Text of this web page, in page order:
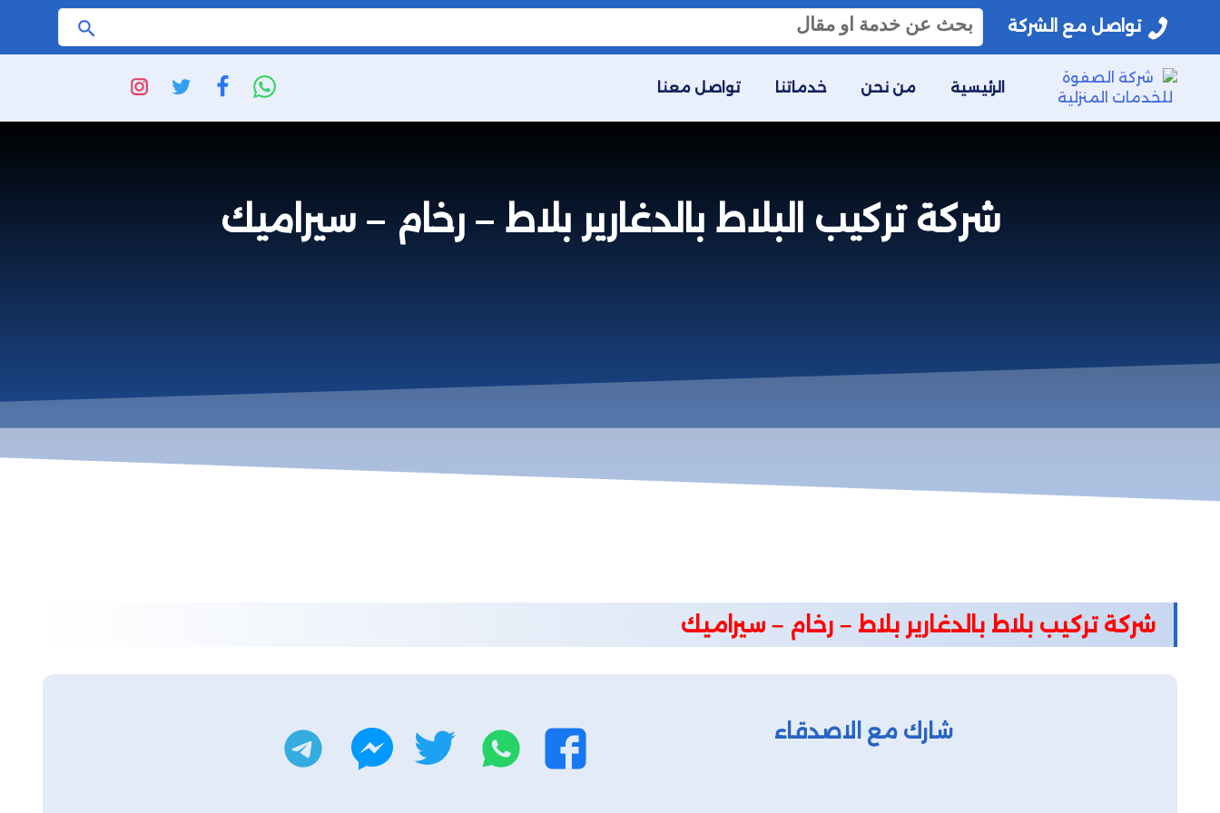
تواصل مع الشركة
البحث
عن:
الرئيسية من نحن خدماتنا تواصل معنا
شركة تركيب البلاط بالدغارير بلاط – رخام – سيراميك
شركة تركيب بلاط بالدغارير بلاط – رخام – سيراميك
شارك مع الاصدقاء فيسبوك واتساب تويتر ماسنجر